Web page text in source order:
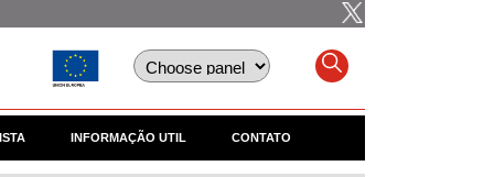
INFORMAÇÃO UTIL CONTATO